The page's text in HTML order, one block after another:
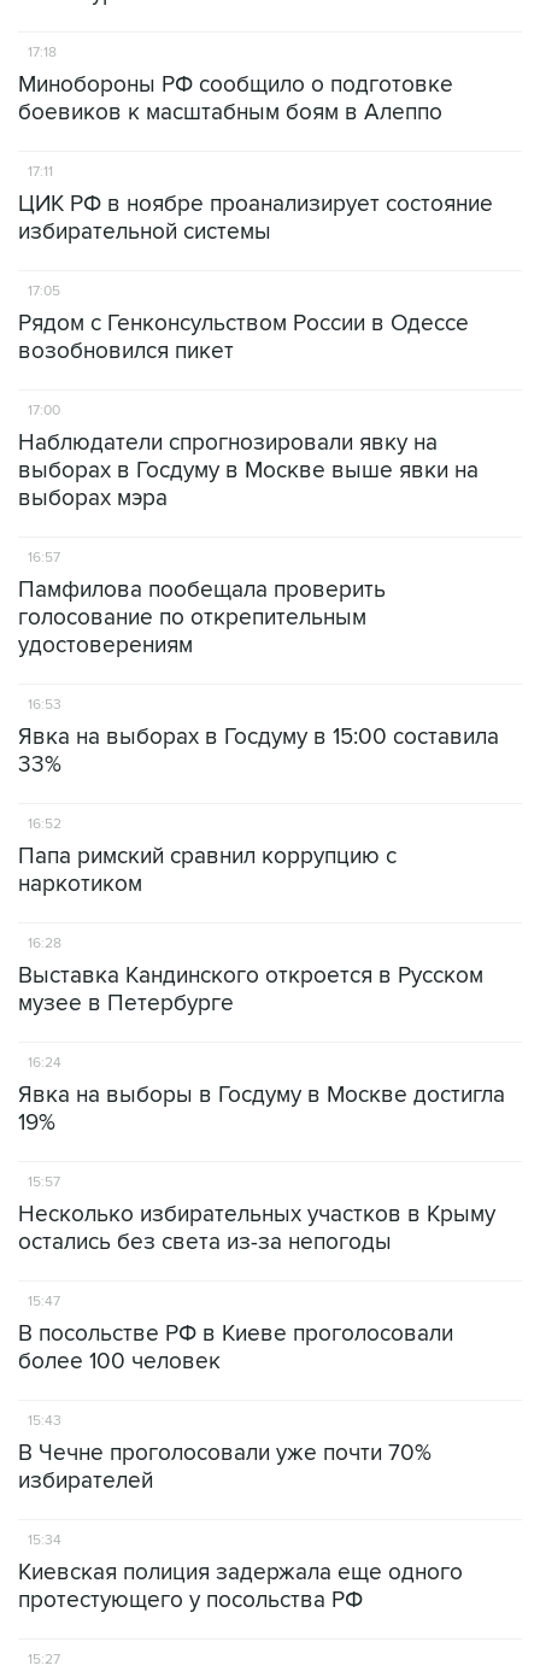
17:18
Минобороны РФ сообщило о подготовке
боевиков к масштабным боям в Алеппо
17:11
ЦИК РФ в ноябре проанализирует состояние
избирательной системы
17:05
Рядом с Генконсульством России в Одессе
возобновился пикет
17:00
Наблюдатели спрогнозировали явку на
выборах в Госдуму в Москве выше явки на
выборах мэра
16:57
Памфилова пообещала проверить
голосование по открепительным
удостоверениям
16:53
Явка на выборах в Госдуму в 15:00 составила
33%
16:52
Папа римский сравнил коррупцию с
наркотиком
16:28
Выставка Кандинского откроется в Русском
музее в Петербурге
16:24
Явка на выборы в Госдуму в Москве достигла
19%
15:57
Несколько избирательных участков в Крыму
остались без света из-за непогоды
15:47
В посольстве РФ в Киеве проголосовали
более 100 человек
15:43
В Чечне проголосовали уже почти 70%
избирателей
15:34
Киевская полиция задержала еще одного
протестующего у посольства РФ
15:27